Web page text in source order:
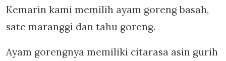
Kemarin kami memilih ayam goreng basah,
sate maranggi dan tahu goreng.
Ayam gorengnya memiliki citarasa asin gurih